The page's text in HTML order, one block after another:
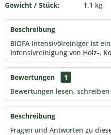
Gewicht / Stück:
1.1 kg
Beschreibung
BIOFA Intensivölreiniger ist
Intensivreinigung von Holz-,
Bewertungen
1
Bewertungen lesen,
Beschreibung
Fragen und Antworten zu